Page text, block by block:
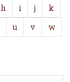
h i j
k
u v
w